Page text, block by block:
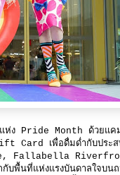
แห่ง Pride Month ด้วยแ
Card เพื่อดื่มด่ำกับประส
Fallabella
พื้นที่แห่งแรงบันดาลใจบน